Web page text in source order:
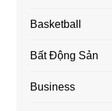
Basketball
Bất Động Sản
Business